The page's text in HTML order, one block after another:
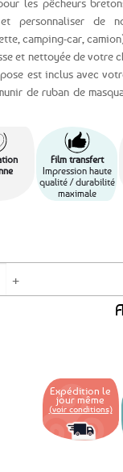
les pêcheurs
personnaliser de
camping-car,
et nettoyée de votre
est inclus avec
de ruban de
Film transfert
Impression haute
qualité / durabilité
maximale
BON PLAN -30% !
Expédition le
jour même
(voir conditions)